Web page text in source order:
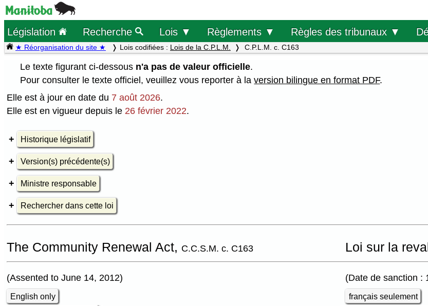
Législation Recherche Lois ▼ Règlements ▼ Règles des tribunaux ▼
★ Réorganisation du site ★ Lois codifiées : Lois de la C.P.L.M. C.P.L.M. c. C163
Le texte figurant ci-dessous n'a pas de valeur officielle.
Pour consulter le texte officiel, veuillez vous reporter à laversion bilingue en format PDF.
Elle est à jour en date du 7 août 2026.
Elle est en vigueur depuis le 26 février 2022.
Historique législatif
Version(s) précédente(s)
Ministre responsable
Rechercher dans cette loi
The Community Renewal Act, C.C.S.M. c. C163 Loi sur la
(Assented to June 14, 2012) (Date de sanction :
English only français seulement